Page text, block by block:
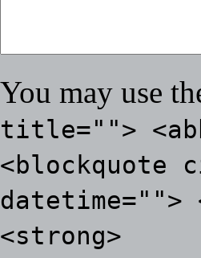
You may use
title="">
<blockquote
datetime="">
<strong>